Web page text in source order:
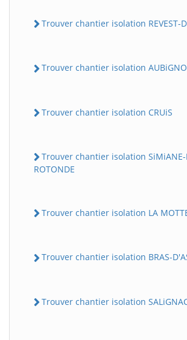
Trouver chantier isolation REVEST-
Trouver chantier isolation
Trouver chantier isolation CRUiS
Trouver chantier isolation SiMiANE-
ROTONDE
Trouver chantier isolation LA
Trouver chantier isolation BRAS-
Trouver chantier isolation